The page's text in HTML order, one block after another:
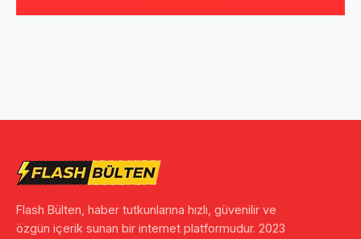
Flash Bülten, haber tutkunlarına hızlı, güvenilir ve
özgün içerik sunan bir internet platformudur. 2023